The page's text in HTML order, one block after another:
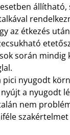
az étkezés
során mindig
pici nyugodt
nyújt a nyugodt
nem